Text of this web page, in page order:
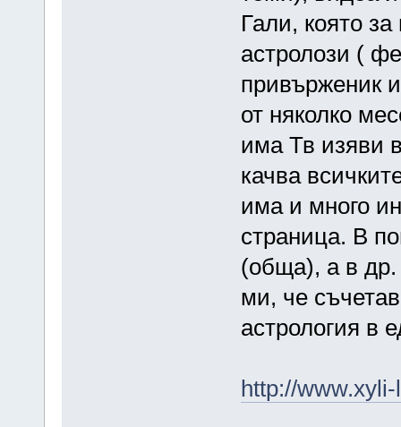
Гали, която
астролози (
привърженик и
от няколко
има Тв изяви
качва
има и много
страница. В
(обща), а в др.
ми, че
астрология в
http://